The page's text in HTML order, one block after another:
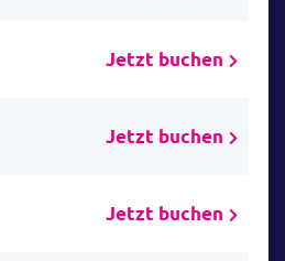
Jetzt buchen
Jetzt buchen
Jetzt buchen